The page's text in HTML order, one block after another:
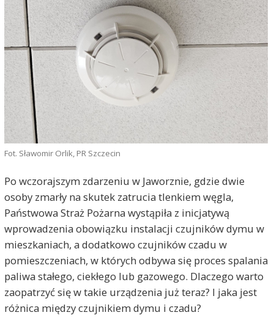
Fot. Sławomir Orlik, PR Szczecin
Po wczorajszym zdarzeniu w Jaworznie, gdzie dwie
osoby zmarły na skutek zatrucia tlenkiem węgla,
Państwowa Straż Pożarna wystąpiła z inicjatywą
wprowadzenia obowiązku instalacji czujników dymu w
mieszkaniach, a dodatkowo czujników czadu w
pomieszczeniach, w których odbywa się proces spalania
paliwa stałego, ciekłego lub gazowego. Dlaczego warto
zaopatrzyć się w takie urządzenia już teraz? I jaka jest
różnica między czujnikiem dymu i czadu?